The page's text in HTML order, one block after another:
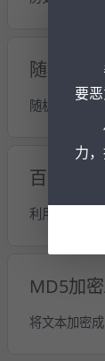
随机小
随机显示小
百度收录
利用SITE查
MD5加
将文本加密
要
力